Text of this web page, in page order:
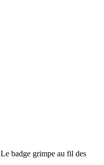
badge grimpe au fil des